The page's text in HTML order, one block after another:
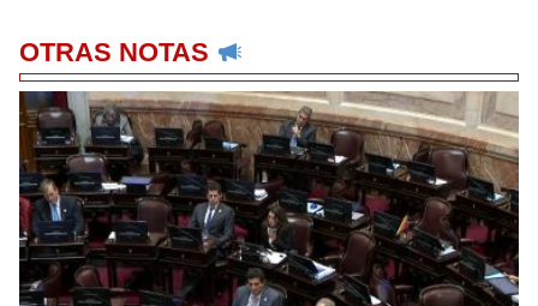
OTRAS NOTAS